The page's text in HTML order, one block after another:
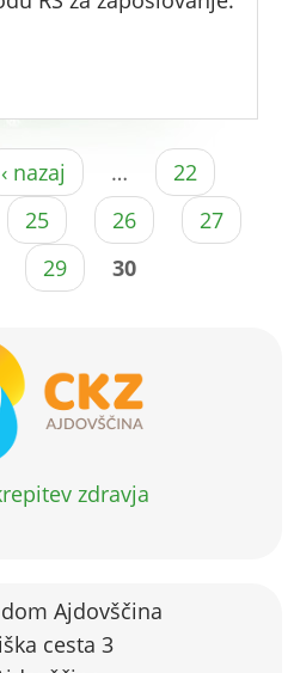
‹ nazaj …
22
25 26
27
29 30
zdravja
Ajdovščina
cesta 3